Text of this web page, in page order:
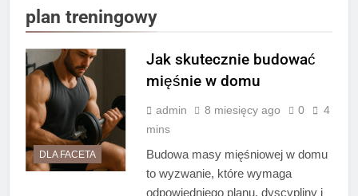
plan treningowy
DLA FACETA
Jak skutecznie budować
mięśnie w domu
admin 8 miesięcy ago 0
4
mins
Budowa masy mięśniowej w domu
to wyzwanie, które wymaga
odpowiedniego planu, dyscypliny i